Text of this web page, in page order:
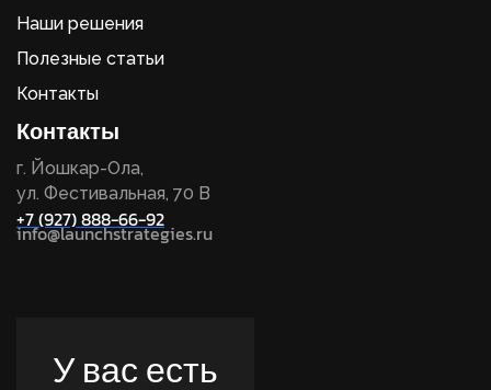
Наши решения
Полезные статьи
Контакты
Контакты
г. Йошкар-Ола,
ул. Фестивальная, 70 В
+7 (927) 888-66-92
info@launchstrategies.ru
У вас есть